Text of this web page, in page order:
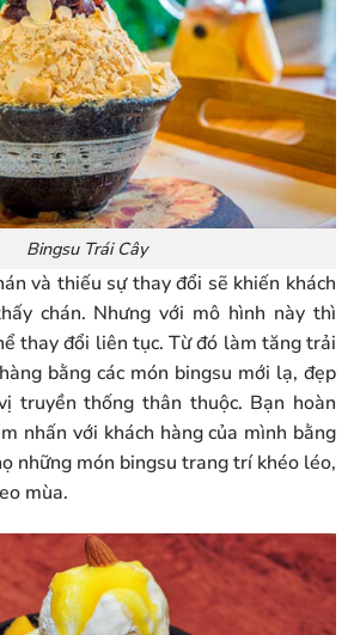
Bingsu Trái Cây
và thiếu sự thay đổi sẽ khiến khách
chán. Nhưng với mô hình này thì
thay đổi liên tục. Từ đó làm tăng trải
bằng các món bingsu mới lạ, đẹp
truyền thống thân thuộc. Bạn hoàn
nhấn với khách hàng của mình bằng
những món bingsu trang trí khéo léo,
mùa.